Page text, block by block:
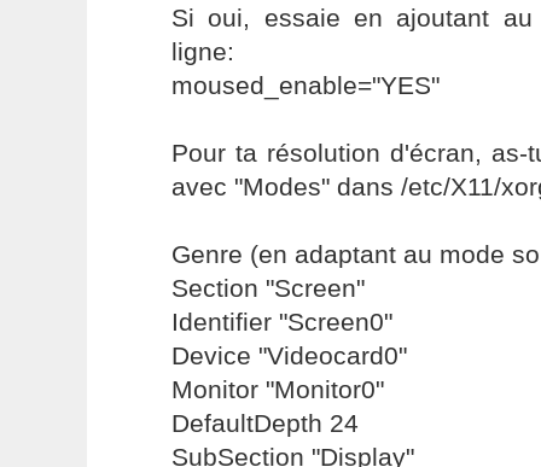
Si oui, essaie en ajoutant
ligne:
moused_enable="YES"
Pour ta résolution d'écran,
avec "Modes" dans /etc/X11/
Genre (en adaptant au mode
Section "Screen"
Identifier "Screen0"
Device "Videocard0"
Monitor "Monitor0"
DefaultDepth 24
SubSection "Display"